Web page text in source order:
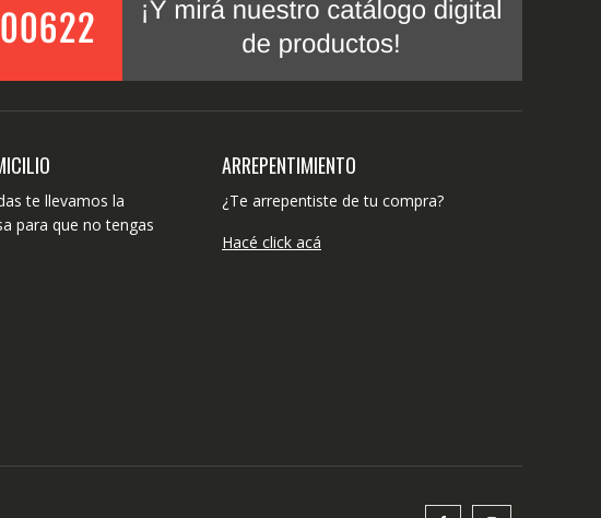
te llevamos la
para que no tengas
ARREPENTIMIENTO
¿Te arrepentiste de tu compra?
Hacé click acá